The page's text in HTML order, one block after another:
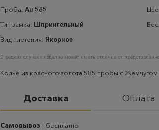
Проба: Au 585
Тип замка: Шпрингельный
Вид плетения: Якорное
Вес:
В редких случаях изделие может иметь отличие от
Колье из красного золота 585 пробы с
Доставка Оплата
Самовывоз – бесплатно